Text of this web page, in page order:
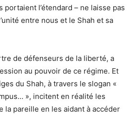
portaient l’étendard – ne laisse pas
entre nous et le Shah et sa
de défenseurs de la liberté, a
au pouvoir de ce régime. Et
du Shah, à travers le slogan «
», incitent en réalité les
la pareille en les aidant à accéder